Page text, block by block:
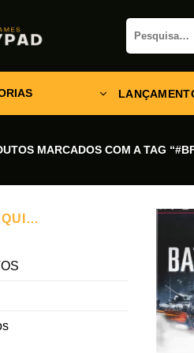
Pesquisar
por:
MARCADOS COM A TAG